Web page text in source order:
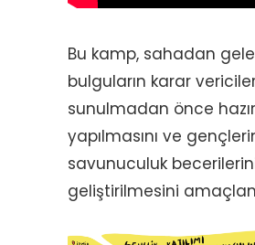
Bu kamp, sahadan
bulguların karar
sunulmadan önce
yapılmasını ve
savunuculuk
geliştirilmesini